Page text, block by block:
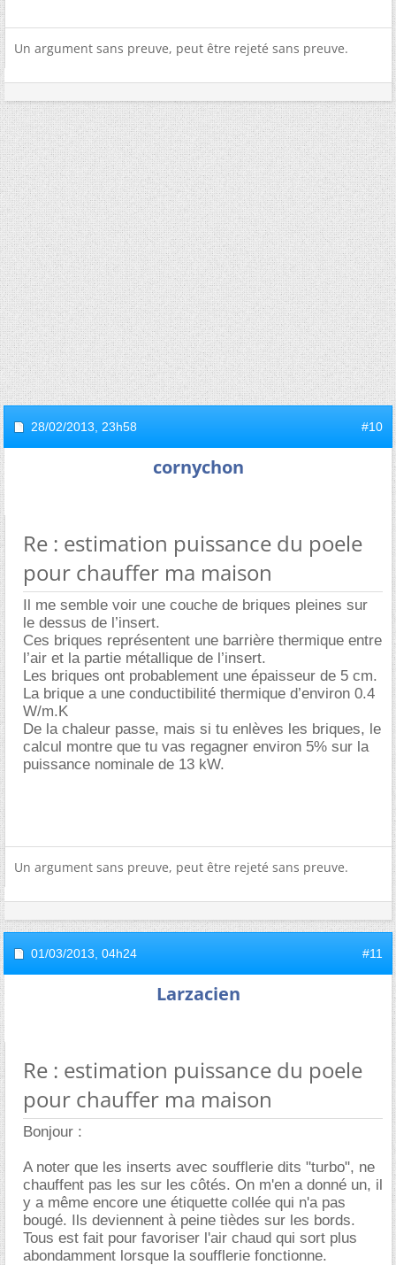
Un argument sans preuve, peut être rejeté sans preuve.
28/02/2013, 23h58 #10
cornychon
Re : estimation puissance du poele
pour chauffer ma maison
Il me semble voir une couche de briques pleines sur
le dessus de l’insert.
Ces briques représentent une barrière thermique entre
l’air et la partie métallique de l’insert.
Les briques ont probablement une épaisseur de 5 cm.
La brique a une conductibilité thermique d’environ 0.4
W/m.K
De la chaleur passe, mais si tu enlèves les briques, le
calcul montre que tu vas regagner environ 5% sur la
puissance nominale de 13 kW.
Un argument sans preuve, peut être rejeté sans preuve.
01/03/2013, 04h24 #11
Larzacien
Re : estimation puissance du poele
pour chauffer ma maison
Bonjour :
A noter que les inserts avec soufflerie dits "turbo", ne
chauffent pas les sur les côtés. On m'en a donné un, il
y a même encore une étiquette collée qui n'a pas
bougé. Ils deviennent à peine tièdes sur les bords.
Tous est fait pour favoriser l'air chaud qui sort plus
abondamment lorsque la soufflerie fonctionne.